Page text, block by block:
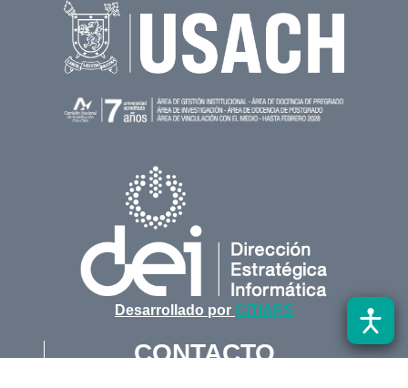
Desarrollado por CITIAPS
CONTACTO